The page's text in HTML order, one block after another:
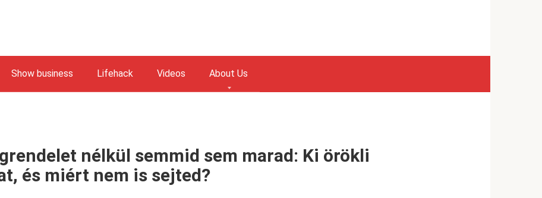
Show business Lifehack Videos About Us
nélkül semmid sem marad: Ki örökli
és miért nem is sejted?